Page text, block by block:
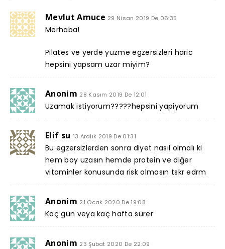
Mevlut Amuce 29 Nisan 2019 De 06:35
Merhaba!
Pilates ve yerde yuzme egzersizleri haric
hepsini yapsam uzar miyim?
Anonim 28 Kasım 2019 De 12:01
Uzamak istiyorum?????hepsini yapiyorum
Elif su 13 Aralık 2019 De 01:31
Bu egzersizlerden sonra diyet nasıl olmalı ki
hem boy uzasın hemde protein ve diğer
vitaminler konusunda risk olmasın tskr edrm
Anonim 21 Ocak 2020 De 19:08
Kaç gün veya kaç hafta sürer
Anonim 23 Şubat 2020 De 22:09